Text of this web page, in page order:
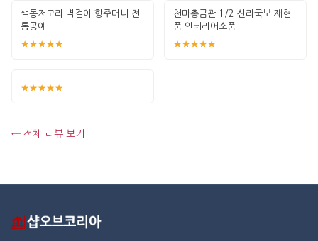
색동저고리 벽걸이 향주머니 전
통공예
★★★★★
천마총금관 1/2 신라국보 재현
품 인테리어소품
★★★★★
★★★★★
← 전체 리뷰 보기